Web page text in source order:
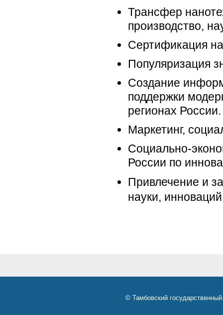
Трансфер
производство,
Сертификация
Популяризация
Создание
поддержки
регионах России.
Маркетинг,
Социально-
России по
Привлечение и
науки,
© Тамбовский